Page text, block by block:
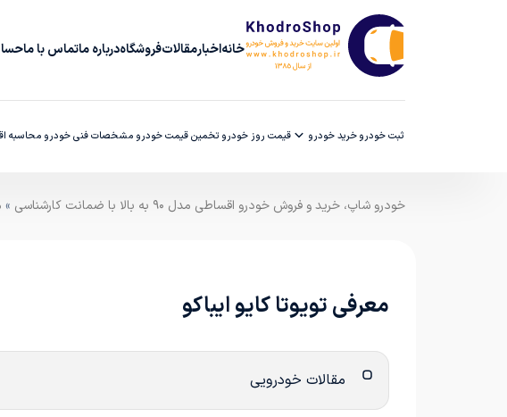
خانهاخبارمقالاتفروشگاهدرباره‌ ماتماس با ما
ثبت خودروخرید خودرو قیمت روز خودرو تخمین قیمت خودرو مشخصات فنی خودرو محاسبه
خودرو شاپ، خرید و فروش خودرو اقساطی مدل ۹۰ به بالا با ضمانت کارشناسی »
معرفی تویوتا کایو ایباکو
مقالات خودرویی